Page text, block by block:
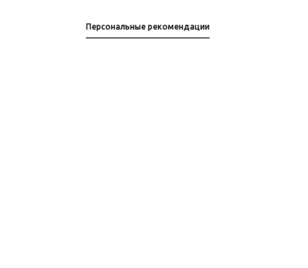
Персональные рекомендации